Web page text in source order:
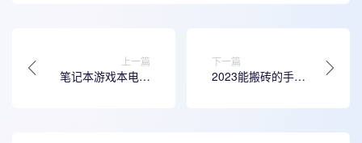
上一篇
笔记本游戏本电脑
下一篇
2023能搬砖的手游